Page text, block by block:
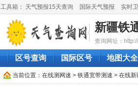
工具箱： 天气预报15天查询 国际天气预报 实时
新疆铁
查询网址：
区号查询 国际区号 地图大全
当前位置： 在线测网速 > 铁通宽带测速 > 在线